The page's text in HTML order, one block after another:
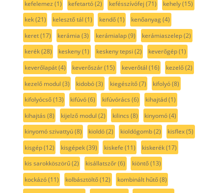
kefelemez (1) kefetartó(2) kefésszívófej (71) kehely(15)
kek(21) kelesztő tál (1) kendő(1) kenőanyag(4)
keret(17) kerámia (3) kerámialap(9) kerámiaszelep(2)
kerék(28) keskeny(1) keskeny tepsi (2) keverőgép(1)
keverőlapát(4) keverőszár(15) keverőtál (16) kezelő(2)
kezelő modul (3) kidobó(3) kiegészítő(7) kifolyó(8)
kifolyócső(13) kifúvó(6) kifúvórács (6) kihajtád(1)
kihajtás (8) kijelző modul (2) kilincs (8) kinyomó(4)
kinyomó szivattyú(8) kioldó(2) kioldógomb(2) kisflex(5)
kisgép(12) kisgépek(39) kiskefe (11) kiskerék(17)
kis sarokköszörű(2) kisállatszőr(6) kiöntő(13)
kockázó(11) kolbásztöltő(12) kombinált hűtő(8)